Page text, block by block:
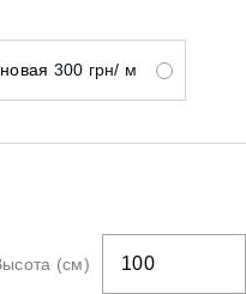
300 грн/ м
(см)